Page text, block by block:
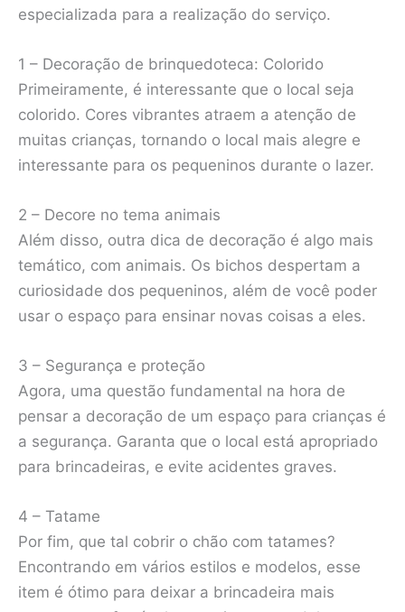
especializada para a realização do serviço.
1 – Decoração de brinquedoteca: Colorido
Primeiramente, é interessante que o local seja
colorido. Cores vibrantes atraem a atenção de
muitas crianças, tornando o local mais alegre e
interessante para os pequeninos durante o lazer.
2 – Decore no tema animais
Além disso, outra dica de decoração é algo mais
temático, com animais. Os bichos despertam a
curiosidade dos pequeninos, além de você poder
usar o espaço para ensinar novas coisas a eles.
3 – Segurança e proteção
Agora, uma questão fundamental na hora de
pensar a decoração de um espaço para crianças é
a segurança. Garanta que o local está apropriado
para brincadeiras, e evite acidentes graves.
4 – Tatame
Por fim, que tal cobrir o chão com tatames?
Encontrando em vários estilos e modelos, esse
item é ótimo para deixar a brincadeira mais